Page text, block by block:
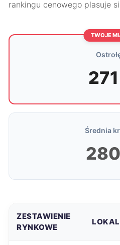
rankingu cenowego plasuje
TWOJE
271
Średnia
280
ZESTAWIENIE
RYNKOWE